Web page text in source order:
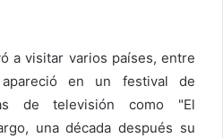
a visitar varios países, entre
en un festival de
de televisión como "El
una década después su